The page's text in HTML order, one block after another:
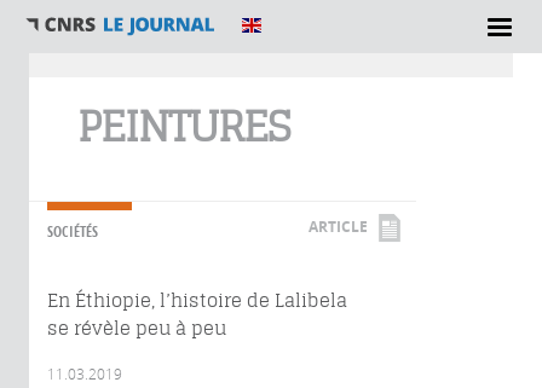
PEINTURES
SOCIÉTÉS ARTICLE
En Éthiopie, l’histoire de Lalibela
se révèle peu à peu
11.03.2019